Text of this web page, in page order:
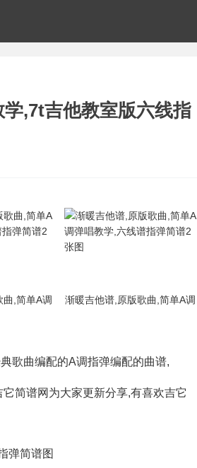
,7t吉他教室版六线指
,简单A调
渐暖吉他谱,原版歌曲,简单A调
歌曲编配的A调指弹编配的曲谱,
简谱网为大家更新分享,有喜欢吉它